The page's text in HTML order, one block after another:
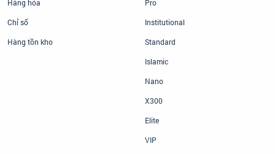
Hàng hóa
Chỉ số
Hàng tồn kho
Pro
Institutional
Standard
Islamic
Nano
X300
Elite
VIP